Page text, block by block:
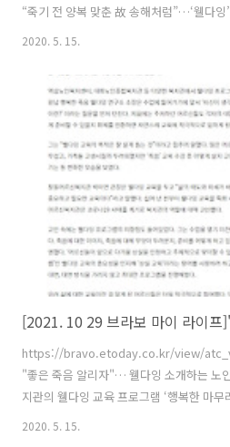
“죽기 전 양복 맞춘 故 송해처럼”…‘웰다
“송해 선생님이 돌아가시기 전에 양복을 맞
까지 활동 열심히 하고, 죽음을 준비했으
2020. 5. 15.
https://bravo.etoday.co.kr/view/
"좋은 죽음 알리자"… 웰다잉 소개하는 노
지관의 웰다잉 교육 프로그램 ‘행복한 마
본반 수강생들이 자애 명상 수업을 듣고 있
2020. 5. 15.